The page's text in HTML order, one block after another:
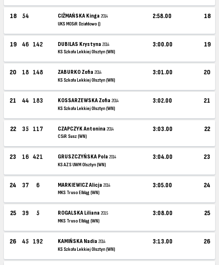
18 54 CIŻMAŃSKA Kinga2014
UKS MOSiR Działdowo ()
2:58.00 18
19 46 142 DUBILAS Krystyna2014
KS Szkoła Lekkiej Olsztyn (WN)
3:00.00 19
20 18 148 ZABURKO Zofia2014
KS Szkoła Lekkiej Olsztyn (WN)
3:01.00 20
21 44 183 KOSSARZEWSKA Zofia2014
KS Szkoła Lekkiej Olsztyn (WN)
3:02.00 21
22 35 117 CZAPCZYK Antonina2014
CSiR Susz (WN)
3:03.00 22
23 16 421 GRUSZCZYŃSKA Pola2014
KS AZS UWM Olsztyn (WN)
3:04.00 23
24 37 6 MARKIEWICZ Alicja2014
MKS Truso Elbląg (WN)
3:05.00 24
25 39 5 ROGALSKA Liliana2015
MKS Truso Elbląg (WN)
3:08.00 25
26 45 192 KAMIŃSKA Nadia2014
KS Szkoła Lekkiej Olsztyn (WN)
3:13.00 26